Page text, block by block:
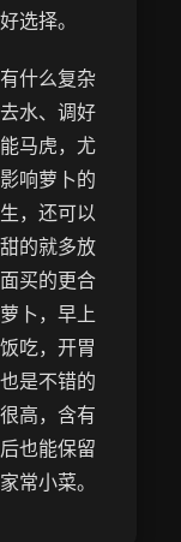
选择。
什么复杂
水、调好
马虎，尤
响萝卜的
，还可以
的就多放
买的更合
卜，早上
吃，开胃
是不错的
高，含有
也能保留
常小菜。